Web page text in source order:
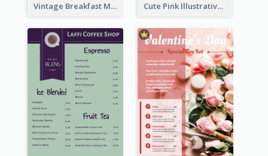
Vintage Breakfast Menu Design Inspiration Cute Pink Illustrative Gelato Food Menu Design